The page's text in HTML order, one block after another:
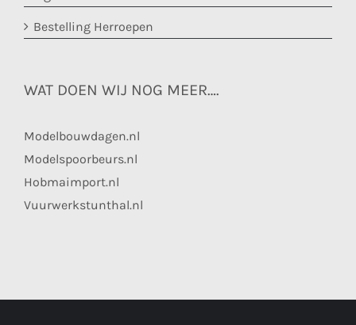
Bestelling Herroepen
WAT DOEN WIJ NOG MEER….
Modelbouwdagen.nl
Modelspoorbeurs.nl
Hobmaimport.nl
Vuurwerkstunthal.nl